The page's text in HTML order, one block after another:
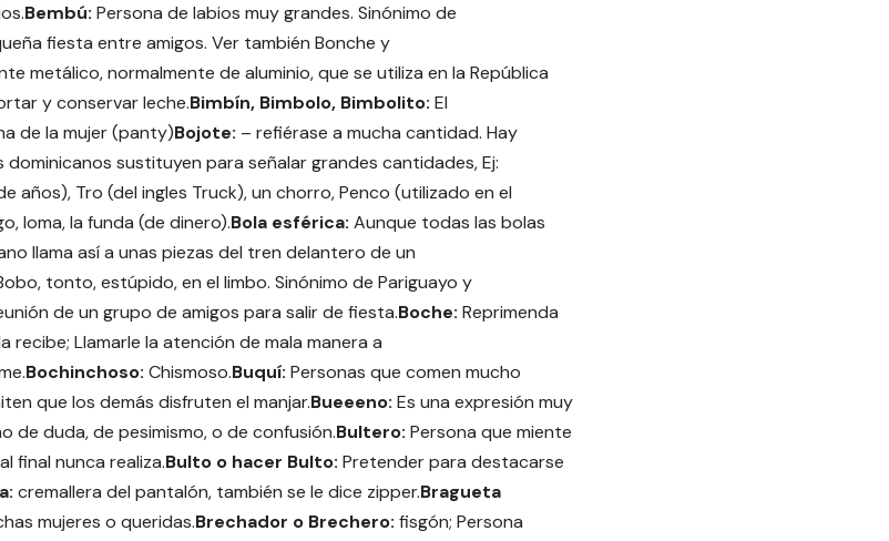
Bembú: Persona de labios muy grandes. Sinónimo de
fiesta entre amigos. Ver también Bonche y
metálico, normalmente de aluminio, que se utiliza en la República
y conservar leche.Bimbín, Bimbolo, Bimbolito: El
de la mujer (panty)Bojote: – refiérase a mucha cantidad. Hay
sustituyen para señalar grandes cantidades, Ej:
años), Tro (del ingles Truck), un chorro, Penco (utilizado en el
loma, la funda (de dinero).Bola esférica: Aunque todas las bolas
llama así a unas piezas del tren delantero de un
tonto, estúpido, en el limbo. Sinónimo de Pariguayo y
de un grupo de amigos para salir de fiesta.Boche: Reprimenda
recibe; Llamarle la atención de mala manera a
Bochinchoso: Chismoso.Buquí: Personas que comen mucho
que los demás disfruten el manjar.Bueeeno: Es una expresión muy
de duda, de pesimismo, o de confusión.Bultero: Persona que miente
final nunca realiza.Bulto o hacer Bulto: Pretender para destacarse
cremallera del pantalón, también se le dice zipper.Bragueta
mujeres o queridas.Brechador o Brechero: fisgón; Persona